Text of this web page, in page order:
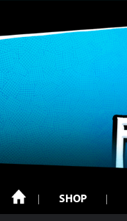
SHOP